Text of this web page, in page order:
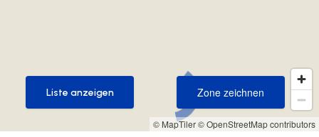
© MapTiler© OpenStreetMap contributors
Zone zeichnen
Zone zeichnen
Liste anzeigen
Liste anzeigen